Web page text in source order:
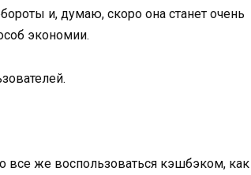
и, думаю, скоро она станет очень
экономии.
все же воспользоваться кэшбэком, как